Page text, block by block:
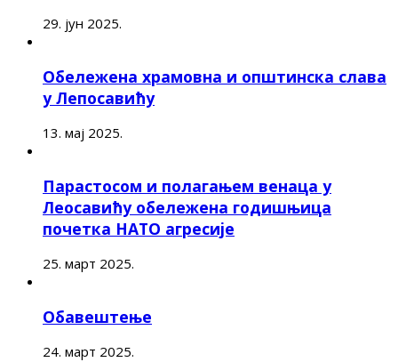
29. јун 2025.
Обележена храмовна и општинска слава
у Лепосавићу
13. мај 2025.
Парастосом и полагањем венаца у
Леосавићу обележена годишњица
почетка НАТО агресије
25. март 2025.
Обавештење
24. март 2025.